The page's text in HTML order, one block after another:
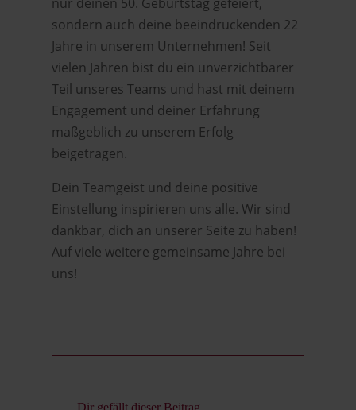
sondern auch deine beeindruckenden 22
Jahre in unserem Unternehmen! Seit
vielen Jahren bist du ein unverzichtbarer
Teil unseres Teams und hast mit deinem
Engagement und deiner Erfahrung
maßgeblich zu unserem Erfolg
beigetragen.
Dein Teamgeist und deine positive
Einstellung inspirieren uns alle. Wir sind
dankbar, dich an unserer Seite zu haben!
Auf viele weitere gemeinsame Jahre bei
uns!
Dir gefällt dieser Beitrag